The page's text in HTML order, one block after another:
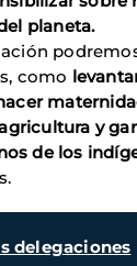
planeta.
como
y
de los
delegaciones